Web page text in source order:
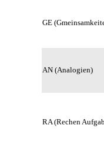
GE
AN (Analogien)
RA (Rechen